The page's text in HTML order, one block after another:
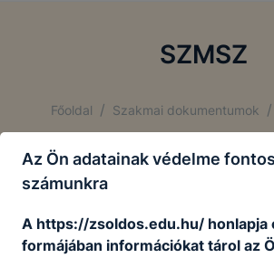
SZMSZ
Főoldal / Szakmai dokumentumok /
A szervezeti és működési
Az Ön adatainak védelme fontos
számunkra
A https://zsoldos.edu.hu/ honlapja
formájában információkat tárol az